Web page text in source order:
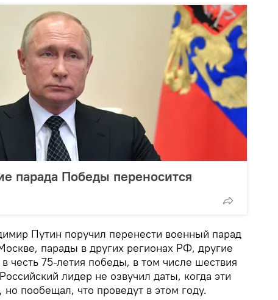
парада Победы переносится
Путин поручил перенести военный парад
парады в других регионах РФ, другие
честь 75-летия победы, в том числе шествия
лидер не озвучил даты, когда эти
но пообещал, что проведут в этом году.